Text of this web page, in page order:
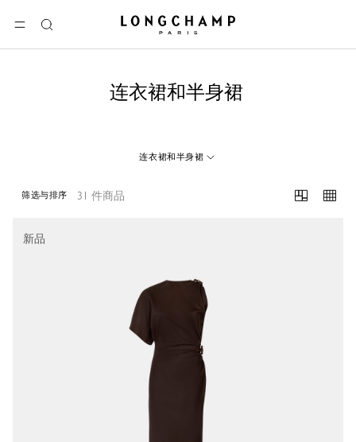
选单
搜
索
Longchamp - 主页
连衣裙和半身裙
连衣裙和半身裙
31 件商品
筛选与排序
新品